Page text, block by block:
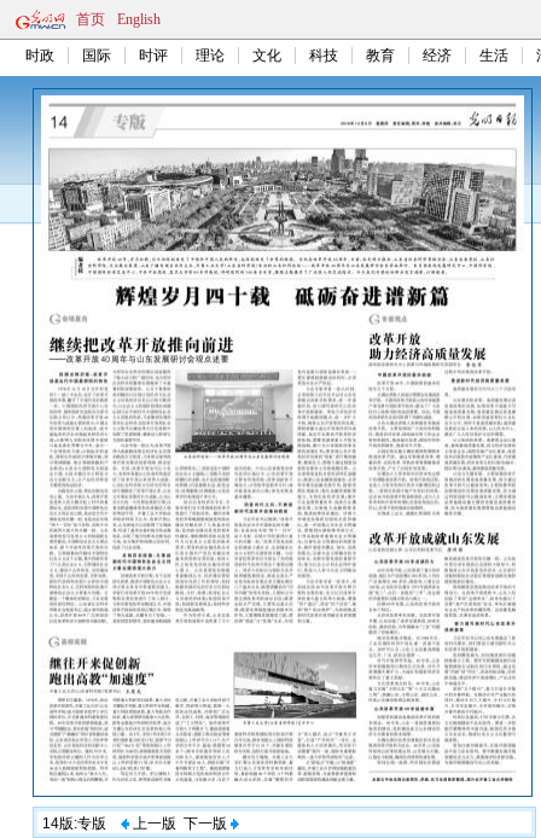
首页 English
时政 国际 时评 理论 文化 科技 教育 经济 生活
14版:专版 上一版 下一版